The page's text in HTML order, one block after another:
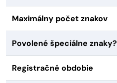
Maximálny počet znakov
Povolené špeciálne znaky?
Registračné obdobie